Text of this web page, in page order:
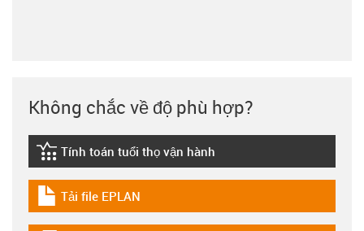
Không chắc về độ phù hợp?
igus-icon-lebensdauerrechner
Tính toán tuổi thọ vận hành
igus-icon-download-plan
Tải file EPLAN